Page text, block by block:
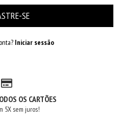
Iniciar sessão
OS CARTÕES
5X sem juros!